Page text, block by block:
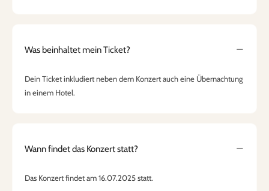
Was beinhaltet mein Ticket?
Dein Ticket inkludiert neben dem Konzert auch eine Übernachtung
in einem Hotel.
Wann findet das Konzert statt?
Das Konzert findet am 16.07.2025 statt.